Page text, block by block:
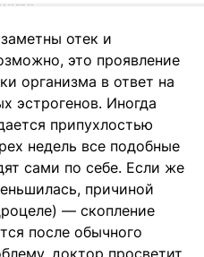
отек и
это проявление
организма в ответ на
эстрогенов. Иногда
припухлостью
недель все подобные
сами по себе. Если же
причиной
— скопление
после обычного